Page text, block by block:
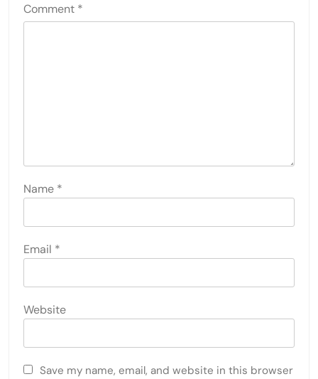
Comment *
Name *
Email *
Website
Save my name, email, and website in this browser